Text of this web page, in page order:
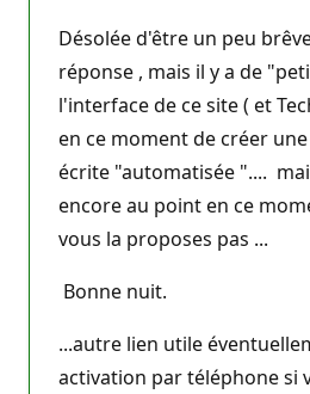
Désolée d'être un peu
réponse , mais il y a de
l'interface de ce site ( et
en ce moment de créer
écrite "automatisée "....
encore au point en ce
vous la proposes pas ...
Bonne nuit.
...autre lien utile
activation par téléphone si